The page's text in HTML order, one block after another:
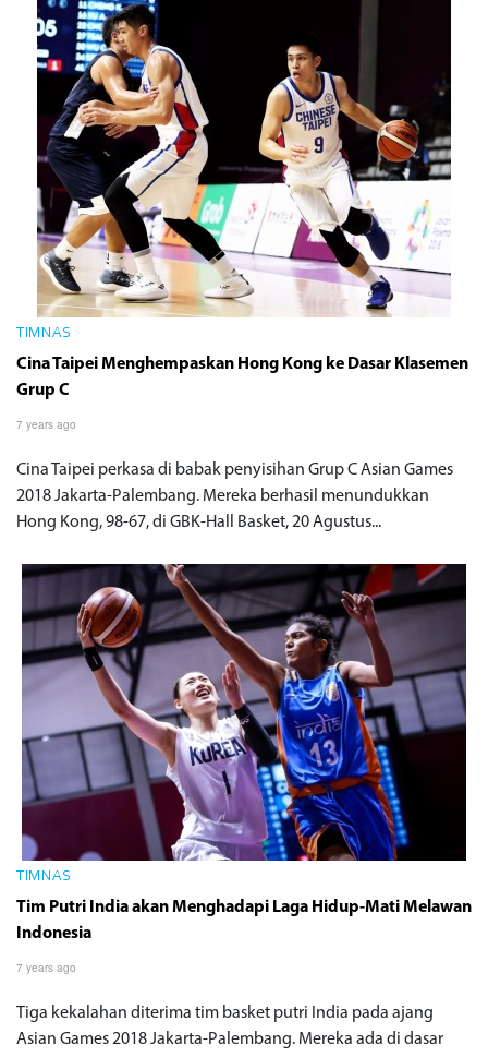
TIMNAS
Cina Taipei Menghempaskan Hong Kong ke Dasar Klasemen
Grup C
7 years ago
Cina Taipei perkasa di babak penyisihan Grup C Asian Games
2018 Jakarta-Palembang. Mereka berhasil menundukkan
Hong Kong, 98-67, di GBK-Hall Basket, 20 Agustus...
TIMNAS
Tim Putri India akan Menghadapi Laga Hidup-Mati Melawan
Indonesia
7 years ago
Tiga kekalahan diterima tim basket putri India pada ajang
Asian Games 2018 Jakarta-Palembang. Mereka ada di dasar